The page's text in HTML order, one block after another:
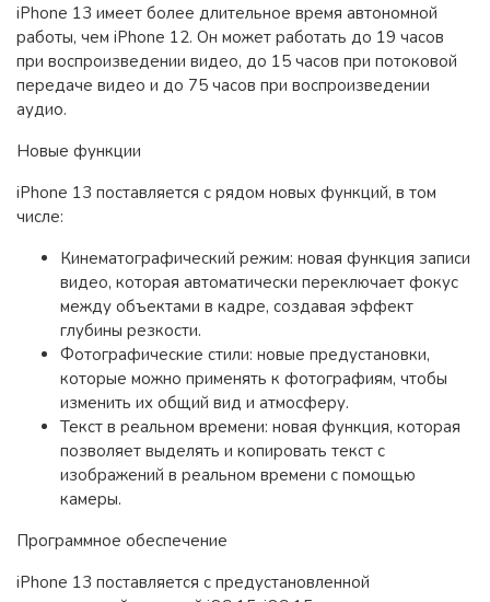
iPhone 13 имеет более длительное время автономной
работы, чем iPhone 12. Он может работать до 19 часов
при воспроизведении видео, до 15 часов при потоковой
передаче видео и до 75 часов при воспроизведении
аудио.
Новые функции
iPhone 13 поставляется с рядом новых функций, в том
числе:
Кинематографический режим: новая функция записи
видео, которая автоматически переключает фокус
между объектами в кадре, создавая эффект
глубины резкости.
Фотографические стили: новые предустановки,
которые можно применять к фотографиям, чтобы
изменить их общий вид и атмосферу.
Текст в реальном времени: новая функция, которая
позволяет выделять и копировать текст с
изображений в реальном времени с помощью
камеры.
Программное обеспечение
iPhone 13 поставляется с предустановленной